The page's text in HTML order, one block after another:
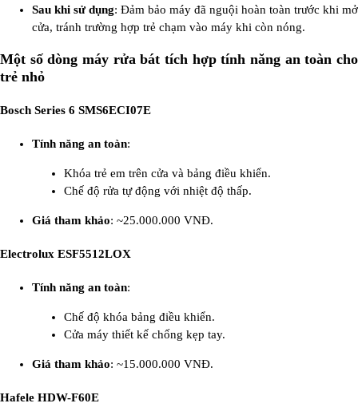
Sau khi sử dụng: Đảm bảo máy đã nguội hoàn toàn trước khi mở
cửa, tránh trường hợp trẻ chạm vào máy khi còn nóng.
Một số dòng máy rửa bát tích hợp tính năng an toàn cho
trẻ nhỏ
Bosch Series 6 SMS6ECI07E
Tính năng an toàn:
Khóa trẻ em trên cửa và bảng điều khiển.
Chế độ rửa tự động với nhiệt độ thấp.
Giá tham khảo: ~25.000.000 VNĐ.
Electrolux ESF5512LOX
Tính năng an toàn:
Chế độ khóa bảng điều khiển.
Cửa máy thiết kế chống kẹp tay.
Giá tham khảo: ~15.000.000 VNĐ.
Hafele HDW-F60E